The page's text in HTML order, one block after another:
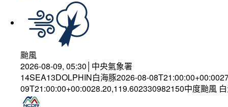
颱風
2026-08-09, 05:30│中央氣象署
14SEA13DOLPHIN白海豚2026-08-
09T21:00:00+00:0028.20,119.602330982150中度颱風